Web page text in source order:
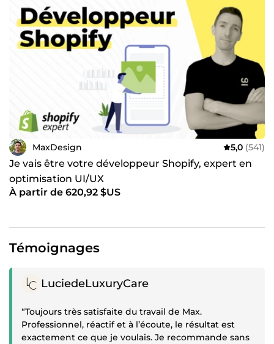
MaxDesign 5,0 (541)
Je vais être votre développeur Shopify, expert en
optimisation UI/UX
À partir de 620,92 $US
Témoignages
Témoignage positif
LuciedeLuxuryCare
“Toujours très satisfaite du travail de Max.
Professionnel, réactif et à l’écoute, le résultat est
exactement ce que je voulais. Je recommande sans